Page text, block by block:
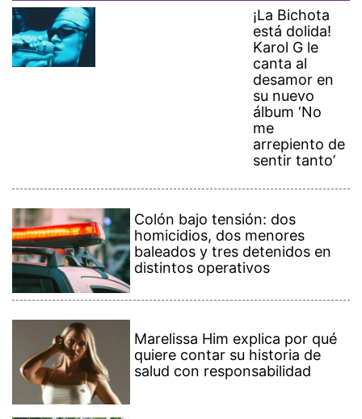
¡La Bichota
está dolida!
Karol G le
canta al
desamor en
su nuevo
álbum ‘No
me
arrepiento de
sentir tanto’
Colón bajo tensión: dos
homicidios, dos menores
baleados y tres detenidos en
distintos operativos
Marelissa Him explica por qué
quiere contar su historia de
salud con responsabilidad